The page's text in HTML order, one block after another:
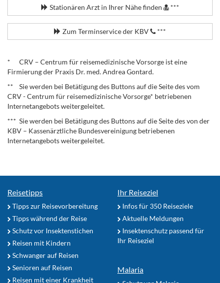
Stationären Arzt in Ihrer Nähe finden ***
Zum Terminservice der KBV ***
* CRV – Centrum für reisemedizinische Vorsorge ist eine
Firmierung der Praxis Dr. med. Andrea Gontard.
** Sie werden bei Betätigung des Buttons auf die Seite des vom
CRV - Centrum für reisemedizinische Vorsorge* betriebenen
Internetangebots weitergeleitet.
*** Sie werden bei Betätigung des Buttons auf die Seite des von der
KBV – Kassenärztliche Bundesvereinigung betriebenen
Internetangebots weitergeleitet.
Reisetipps
Tipps zur Reisevorbereitung
Tipps während der Reise
Schutz vor Insektenstichen
Reisen mit Kindern
Schwanger auf Reisen
Senioren auf Reisen
Reisen mit einer Krankheit
Ihr Reiseziel
Infos für 350 Reiseziele
Aktuelle Meldungen
Insektenschutz passend für
Ihr Reiseziel
Malaria